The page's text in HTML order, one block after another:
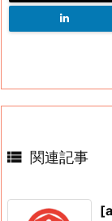
 関連記事